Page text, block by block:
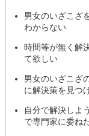
男女のいざこざ
わからない
時間等が無く解
て欲しい
男女のいざこざ
に解決策を見つ
自分で解決しよ
で専門家に委ね